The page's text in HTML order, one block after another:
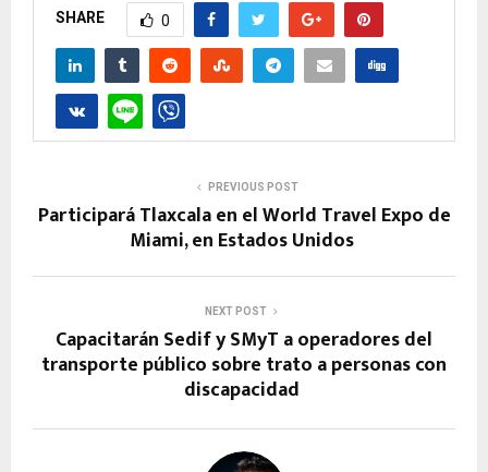
SHARE 0
PREVIOUS POST
Participará Tlaxcala en el World Travel Expo de
Miami, en Estados Unidos
NEXT POST
Capacitarán Sedif y SMyT a operadores del
transporte público sobre trato a personas con
discapacidad